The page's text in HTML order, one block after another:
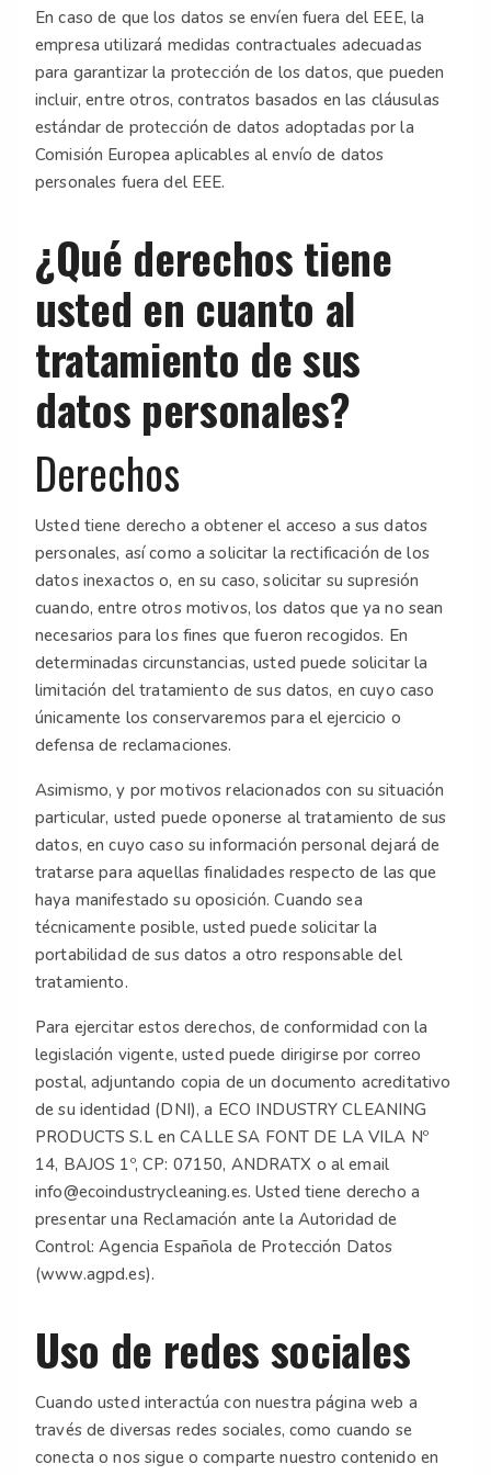
En caso de que los datos se envíen fuera del EEE, la
empresa utilizará medidas contractuales adecuadas
para garantizar la protección de los datos, que pueden
incluir, entre otros, contratos basados en las cláusulas
estándar de protección de datos adoptadas por la
Comisión Europea aplicables al envío de datos
personales fuera del EEE.
¿Qué derechos tiene
usted en cuanto al
tratamiento de sus
datos personales?
Derechos
Usted tiene derecho a obtener el acceso a sus datos
personales, así como a solicitar la rectificación de los
datos inexactos o, en su caso, solicitar su supresión
cuando, entre otros motivos, los datos que ya no sean
necesarios para los fines que fueron recogidos. En
determinadas circunstancias, usted puede solicitar la
limitación del tratamiento de sus datos, en cuyo caso
únicamente los conservaremos para el ejercicio o
defensa de reclamaciones.
Asimismo, y por motivos relacionados con su situación
particular, usted puede oponerse al tratamiento de sus
datos, en cuyo caso su información personal dejará de
tratarse para aquellas finalidades respecto de las que
haya manifestado su oposición. Cuando sea
técnicamente posible, usted puede solicitar la
portabilidad de sus datos a otro responsable del
tratamiento.
Para ejercitar estos derechos, de conformidad con la
legislación vigente, usted puede dirigirse por correo
postal, adjuntando copia de un documento acreditativo
de su identidad (DNI), a ECO INDUSTRY CLEANING
PRODUCTS S.L en CALLE SA FONT DE LA VILA Nº
14, BAJOS 1º, CP: 07150, ANDRATX o al email
info@ecoindustrycleaning.es. Usted tiene derecho a
presentar una Reclamación ante la Autoridad de
Control: Agencia Española de Protección Datos
(www.agpd.es).
Uso de redes sociales
Cuando usted interactúa con nuestra página web a
través de diversas redes sociales, como cuando se
conecta o nos sigue o comparte nuestro contenido en